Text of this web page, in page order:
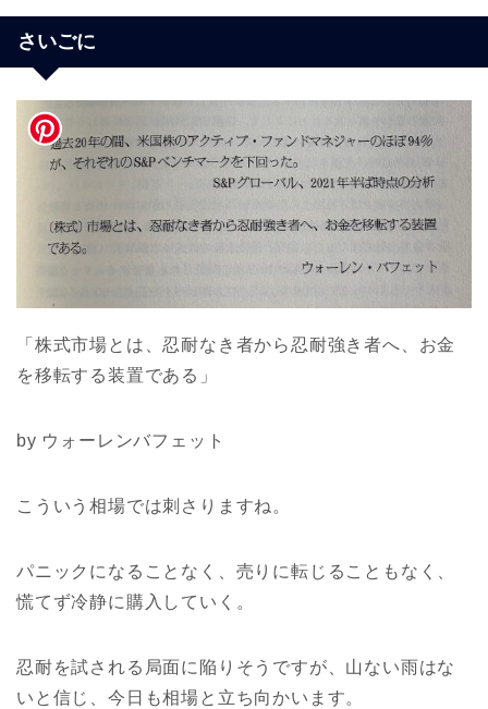
さいごに
「株式市場とは、忍耐なき者から忍耐強き者へ、お金
を移転する装置である」
by ウォーレンバフェット
こういう相場では刺さりますね。
パニックになることなく、売りに転じることもなく、
慌てず冷静に購入していく。
忍耐を試される局面に陥りそうですが、山ない雨はな
いと信じ、今日も相場と立ち向かいます。